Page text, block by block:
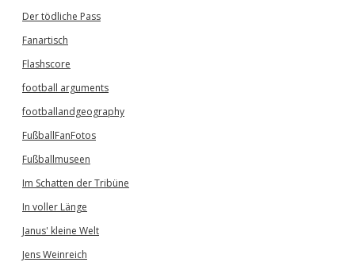
Der tödliche Pass
Fanartisch
Flashscore
football arguments
footballandgeography
FußballFanFotos
Fußballmuseen
Im Schatten der Tribüne
In voller Länge
Janus' kleine Welt
Jens Weinreich